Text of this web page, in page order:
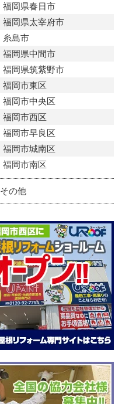
福岡県春日市
福岡県太宰府市
糸島市
福岡県中間市
福岡県筑紫野市
福岡市東区
福岡市中央区
福岡市西区
福岡市早良区
福岡市城南区
福岡市南区
その他